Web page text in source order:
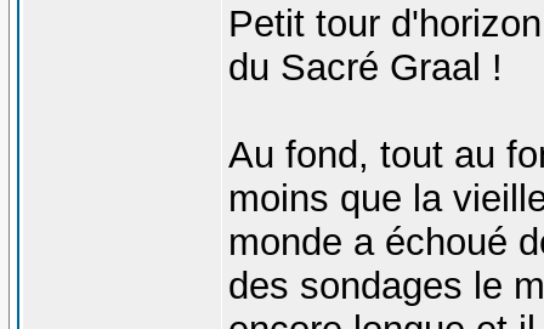
Petit tour
du Sacré Graal !
Au fond, tout au
moins que la
monde a échoué
des sondages le